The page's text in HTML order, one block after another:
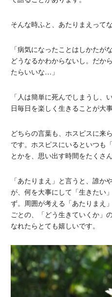
そんな時ふと、あたりまえって
「病気になったことはしかたが
どうなるかわからないし。だか
たらいいな…」
「人は簡単に死んでしまうし、
日毎日を楽しく生きることが大
どちらの言葉も、ホスピスに来
です。ホスピスにいるといつも
とかを、思い出す時間をたくさ
「あたりまえ」と言うと、誰か
が、何を大事にして「生きたい
ず。周囲が考える「あたりまえ
ごとの、「どう生きていくか」
なれたらとても嬉しいです。